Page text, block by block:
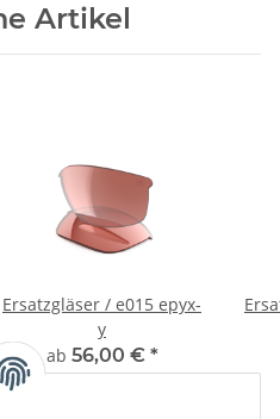
Artikel
Ersatzgläser / e015 epyx-
y
ab 56,00 € *